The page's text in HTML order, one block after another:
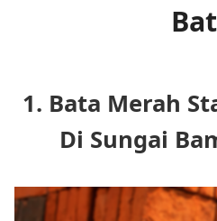
1. Bata Merah
Di Sungai